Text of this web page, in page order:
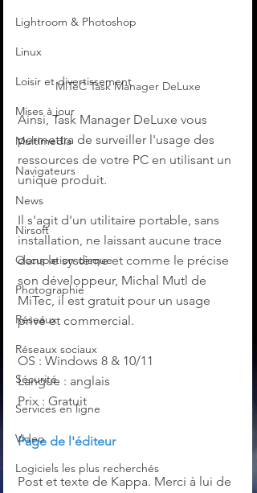
Lightroom & Photoshop
Linux
Loisir et divertissement
Mises à jour
Multimedia
Navigateurs
News
Nirsoft
Occupation disque
Photographie
Réseaux
Réseaux sociaux
Sécurité
Services en ligne
Video
Logiciels les plus recherchés
MiTeC Task Manager DeLuxe
Ainsi, Task Manager DeLuxe vous
permettra de surveiller l'usage des
ressources de votre PC en utilisant un
unique produit.
Il s'agit d'un utilitaire portable, sans
installation, ne laissant aucune trace
dans le système et comme le précise
son développeur, Michal Mutl de
MiTec, il est gratuit pour un usage
privé et commercial.
OS : Windows 8 & 10/11
Langue : anglais
Prix : Gratuit
Page de l'éditeur
Post et texte de Kappa. Merci à lui de